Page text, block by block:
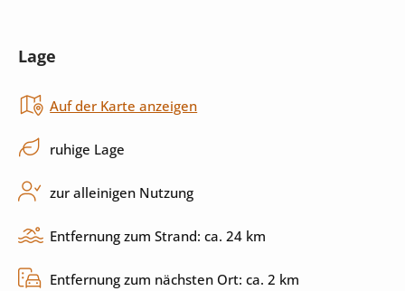
Herd
Spülmaschine
Außenbereich
Pool Garten
Lage
Auf der Karte anzeigen
ruhige Lage
zur alleinigen Nutzung
Entfernung zum Strand: ca. 24 km
Entfernung zum nächsten Ort: ca. 2 km